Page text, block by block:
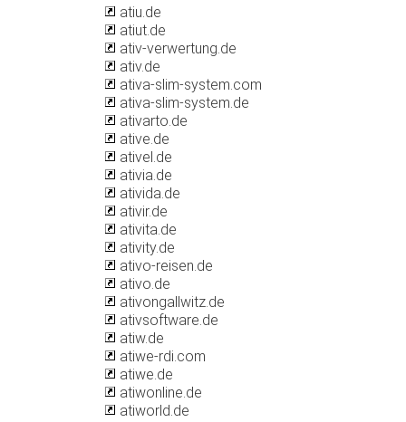
atiu.de
atiut.de
ativ-verwertung.de
ativ.de
ativa-slim-system.com
ativa-slim-system.de
ativarto.de
ative.de
ativel.de
ativia.de
ativida.de
ativir.de
ativita.de
ativity.de
ativo-reisen.de
ativo.de
ativongallwitz.de
ativsoftware.de
atiw.de
atiwe-rdi.com
atiwe.de
atiwonline.de
atiworld.de